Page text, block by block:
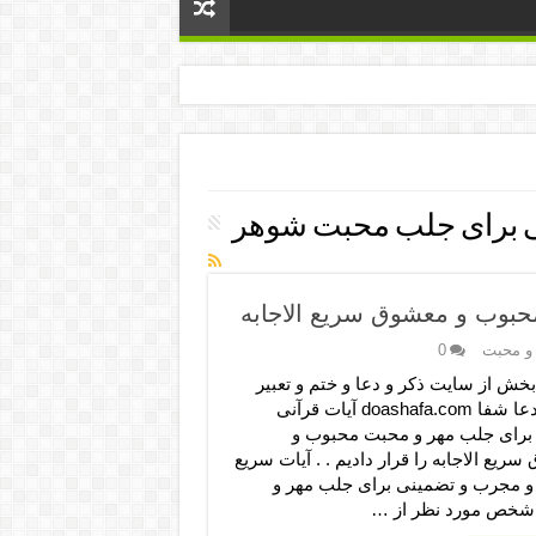
برای جلب محبت شوهر
و معشوق سریع الاجابه
و محبت 0
بخش از سایت ذکر و دعا و ختم و تعبیر
خواب دعا شفا doashafa.com آیات قرآنی
جلب مهر و محبت محبوب و
الاجابه را قرار دادیم . . آیات سریع
و مجرب و تضمینی برای جلب مهر و
مورد نظر از …